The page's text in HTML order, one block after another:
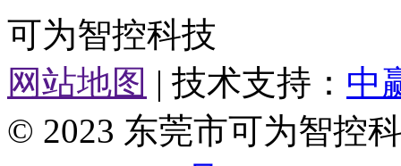
可为智控科技
网站地图 | 技术支持： 中
© 2023 东莞市可为智控